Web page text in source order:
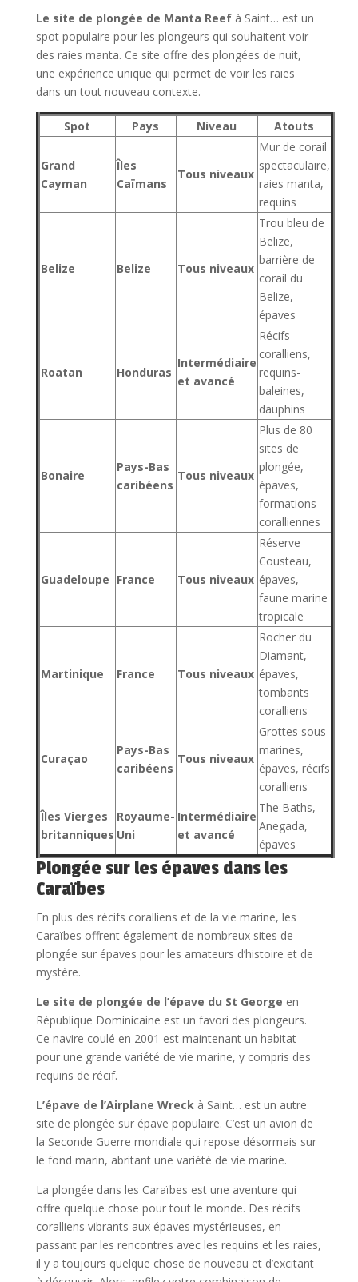
Le site de plongée de Manta Reefà Saint… est un
spot populaire pour les plongeurs qui souhaitent voir
des raies manta. Ce site offre des plongées de nuit,
une expérience unique qui permet de voir les raies
dans un tout nouveau contexte.
Spot Pays Niveau Atouts
Grand
Cayman
Îles
Caïmans
Tous niveaux
Mur de corail
spectaculaire,
raies manta,
requins
Belize Belize Tous niveaux
Trou bleu de
Belize,
barrière de
corail du
Belize,
épaves
Roatan Honduras
Intermédiaire
et avancé
Récifs
coralliens,
requins-
baleines,
dauphins
Bonaire
Pays-Bas
caribéens
Tous niveaux
Plus de 80
sites de
plongée,
épaves,
formations
coralliennes
Guadeloupe France Tous niveaux
Réserve
Cousteau,
épaves,
faune marine
tropicale
Martinique France Tous niveaux
Rocher du
Diamant,
épaves,
tombants
coralliens
Curaçao
Pays-Bas
caribéens
Tous niveaux
Grottes sous-
marines,
épaves, récifs
coralliens
Îles Vierges
britanniques
Royaume-
Uni
Intermédiaire
et avancé
The Baths,
Anegada,
épaves
Plongée sur les épaves dans les
Caraïbes
En plus des récifs coralliens et de la vie marine, les
Caraïbes offrent également de nombreux sites de
plongée sur épaves pour les amateurs d’histoire et de
mystère.
Le site de plongée de l’épave du St George en
République Dominicaine est un favori des plongeurs.
Ce navire coulé en 2001 est maintenant un habitat
pour une grande variété de vie marine, y compris des
requins de récif.
L’épave de l’Airplane Wreckà Saint… est un autre
site de plongée sur épave populaire. C’est un avion de
la Seconde Guerre mondiale qui repose désormais sur
le fond marin, abritant une variété de vie marine.
La plongée dans les Caraïbes est une aventure qui
offre quelque chose pour tout le monde. Des récifs
coralliens vibrants aux épaves mystérieuses, en
passant par les rencontres avec les requins et les raies,
il y a toujours quelque chose de nouveau et d’excitant